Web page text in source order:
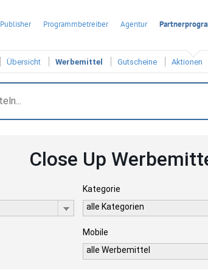
Publisher Programmbetreiber Agentur
Übersicht Werbemittel Gutscheine Aktionen
Close Up
Kategorie
alle Kategorien
Mobile
alle Werbemittel